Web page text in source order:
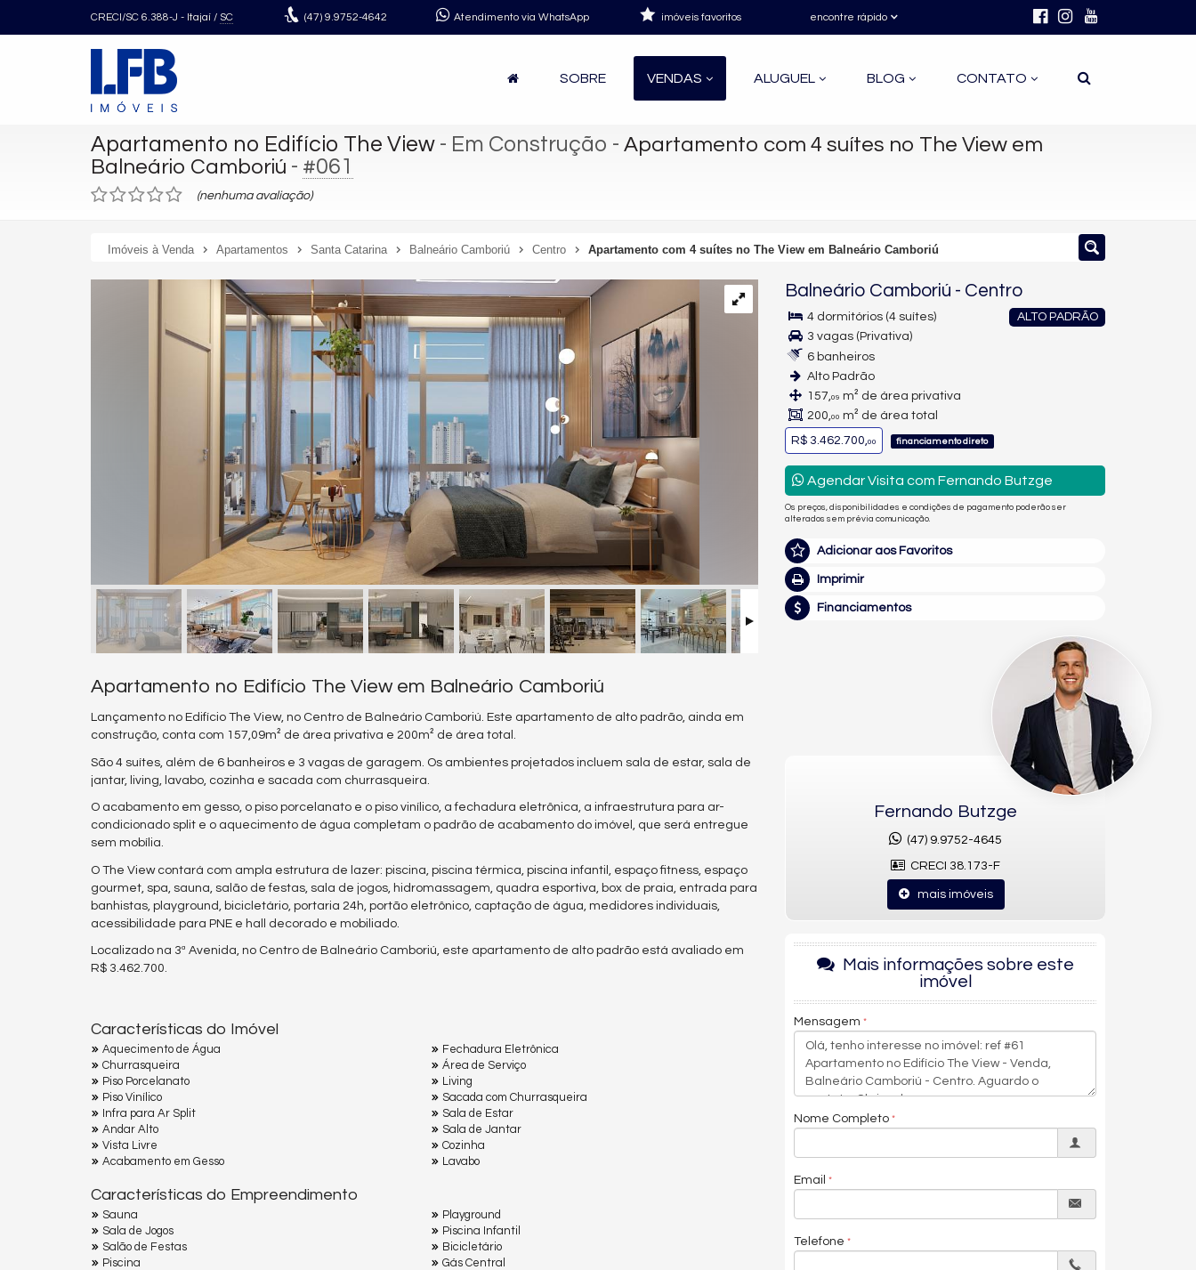
CRECI/SC 6.388-J - Itajaí / SC (47) 9.9752-4642 Atendimento via WhatsApp encontre rápido
imóveis favoritos
SOBRE VENDAS ALUGUEL BLOG CONTATO
Apartamento no Edifício The View - Em Construção - Apartamento com 4 suítes no The View em
Balneário Camboriú - #061
(nenhuma avaliação)
Imóveis à Venda Apartamentos Santa Catarina Balneário Camboriú Centro Apartamento com 4 suítes no The View em Balneário Camboriú
Apartamento no Edifício The View em Balneário Camboriú
Lançamento no Edifício The View, no Centro de Balneário Camboriú. Este apartamento de alto padrão, ainda em
construção, conta com 157,09m² de área privativa e 200m² de área total.
São 4 suítes, além de 6 banheiros e 3 vagas de garagem. Os ambientes projetados incluem sala de estar, sala de
jantar, living, lavabo, cozinha e sacada com churrasqueira.
O acabamento em gesso, o piso porcelanato e o piso vinílico, a fechadura eletrônica, a infraestrutura para ar-
condicionado split e o aquecimento de água completam o padrão de acabamento do imóvel, que será entregue
sem mobília.
O The View contará com ampla estrutura de lazer: piscina, piscina térmica, piscina infantil, espaço fitness, espaço
gourmet, spa, sauna, salão de festas, sala de jogos, hidromassagem, quadra esportiva, box de praia, entrada para
banhistas, playground, bicicletário, portaria 24h, portão eletrônico, captação de água, medidores individuais,
acessibilidade para PNE e hall decorado e mobiliado.
Localizado na 3ª Avenida, no Centro de Balneário Camboriú, este apartamento de alto padrão está avaliado em
R$ 3.462.700.
Características do Imóvel
Aquecimento de Água
Churrasqueira
Piso Porcelanato
Piso Vinílico
Infra para Ar Split
Andar Alto
Vista Livre
Acabamento em Gesso
Fechadura Eletrônica
Área de Serviço
Living
Sacada com Churrasqueira
Sala de Estar
Sala de Jantar
Cozinha
Lavabo
Características do Empreendimento
Sauna
Sala de Jogos
Salão de Festas
Piscina
Playground
Piscina Infantil
Bicicletário
Gás Central
Balneário Camboriú - Centro
ALTO PADRÃO
4 dormitórios (4 suítes)
3 vagas (Privativa)
6 banheiros
Alto Padrão
157,09 m² de área privativa
200,00 m² de área total
R$ 3.462.700,00 financiamento direto
Agendar Visita com Fernando Butzge
Os preços, disponibilidades e condições de pagamento poderão ser
alterados sem prévia comunicação.
Adicionar aos Favoritos
Imprimir
Financiamentos
Fernando Butzge
(47) 9.9752-4645
CRECI 38.173-F
mais imóveis
Mais informações sobre este
imóvel
Mensagem
Nome Completo
Email
Telefone